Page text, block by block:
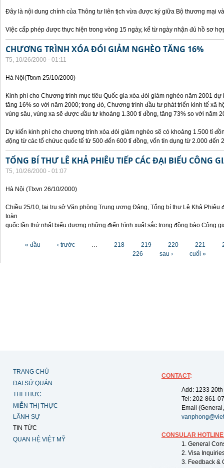
Đây là nội dung chính của Thông tư liên tịch vừa được ký giữa Bộ thương mại
Việc cấp phép được thực hiện trong vòng 15 ngày, kể từ ngày nhận đủ hồ sơ
CHƯƠNG TRÌNH XÓA ĐÓI GIẢM NGHÈO TĂNG 16%
T5, 10/26/2000 - 01:11
Hà Nội(Ttxvn 25/10/2000)
Kinh phí cho Chương trình mục tiêu Quốc gia xóa đói giảm nghèo năm 2001
tăng 16% so với năm 2000; trong đó, Chương trình đầu tư phát triển kinh tế xã
vùng sâu, vùng xa sẽ được đầu tư khoảng 1.300 tỉ đồng, tăng 73% so với năm
Dự kiến kinh phí cho chương trình xóa đói giảm nghèo sẽ có khoảng 1.500 tỉ
động từ các tổ chứuc quốc tế từ 500 đến 600 tỉ đồng, vốn tín dụng từ 2.000 đến
TỔNG BÍ THƯ LÊ KHẢ PHIÊU TIẾP CÁC ĐẠI BIỂU CÔNG
T5, 10/26/2000 - 01:07
Hà Nội (Ttxvn 26/10/2000)
Chiều 25/10, tại trụ sở Văn phòng Trung ương Đảng, Tổng bí thư Lê Khả Phiêu
toàn
quốc lần thứ nhất biểu dương những điển hình xuất sắc trong đồng bào Công
« đầu ‹ trước … 218 219 220 221
226
sau › cuối »
TRANG CHỦ
ĐẠI SỨ QUÁN
THỊ THỰC
MIỄN THỊ THỰC
LÃNH SỰ
TIN TỨC
QUAN HỆ VIỆT MỸ
CONTACT:
Add: 1233
Tel: 202-861-
Email
CONSULAR
1. General
2. Visa
3. Feedback &